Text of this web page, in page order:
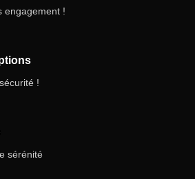
engagement !
!
sérénité